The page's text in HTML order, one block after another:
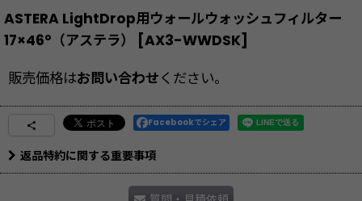
ASTERA LightDrop用ウォールウォッシュフィルター
17×46°（アステラ）
[AX3-WWDSK]
販売価格はお問い合わせください。
Facebookでシェア
返品特約に関する重要事項